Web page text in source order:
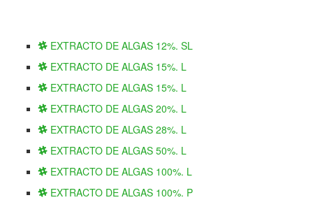
EXTRACTO DE ALGAS 12%. SL
EXTRACTO DE ALGAS 15%. L
EXTRACTO DE ALGAS 15%. L
EXTRACTO DE ALGAS 20%. L
EXTRACTO DE ALGAS 28%. L
EXTRACTO DE ALGAS 50%. L
EXTRACTO DE ALGAS 100%. L
EXTRACTO DE ALGAS 100%. P